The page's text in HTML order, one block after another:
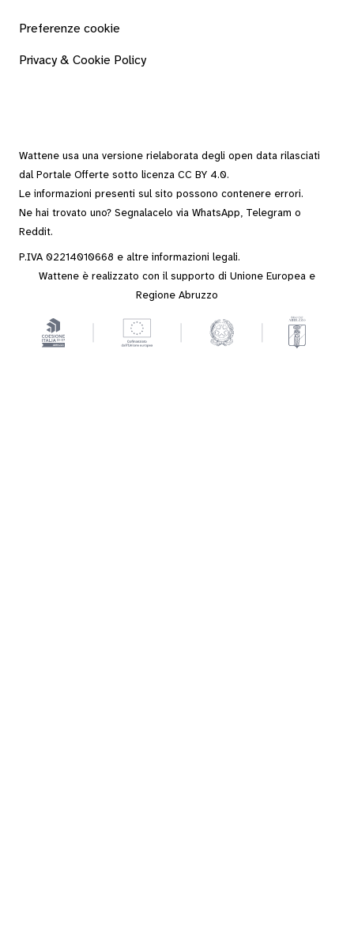
Preferenze cookie
Privacy & Cookie Policy
Wattene usa una versione rielaborata degli open data rilasciati
dal Portale Offerte sotto licenza CC BY 4.0.
Le informazioni presenti sul sito possono contenere errori.
Ne hai trovato uno? Segnalacelo via WhatsApp, Telegram o
Reddit.
P.IVA 02214010668 e altre informazioni legali.
Wattene è realizzato con il supporto di Unione Europea e
Regione Abruzzo